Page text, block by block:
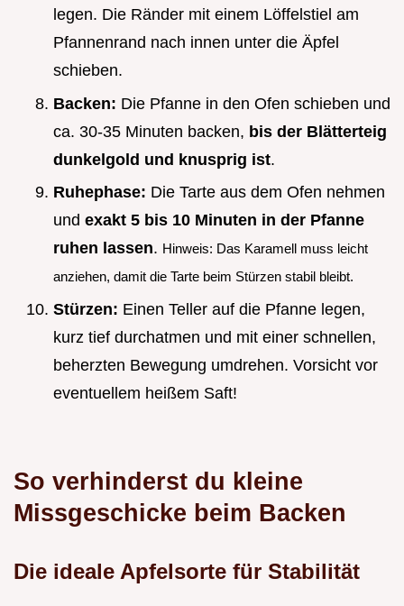
legen. Die Ränder mit einem Löffelstiel am
Pfannenrand nach innen unter die Äpfel
schieben.
Backen: Die Pfanne in den Ofen schieben und
ca. 30-35 Minuten backen, bis der Blätterteig
dunkelgold und knusprig ist.
Ruhephase: Die Tarte aus dem Ofen nehmen
und exakt 5 bis 10 Minuten in der Pfanne
ruhen lassen. Hinweis: Das Karamell muss leicht
anziehen, damit die Tarte beim Stürzen stabil bleibt.
Stürzen: Einen Teller auf die Pfanne legen,
kurz tief durchatmen und mit einer schnellen,
beherzten Bewegung umdrehen. Vorsicht vor
eventuellem heißem Saft!
So verhinderst du kleine
Missgeschicke beim Backen
Die ideale Apfelsorte für Stabilität